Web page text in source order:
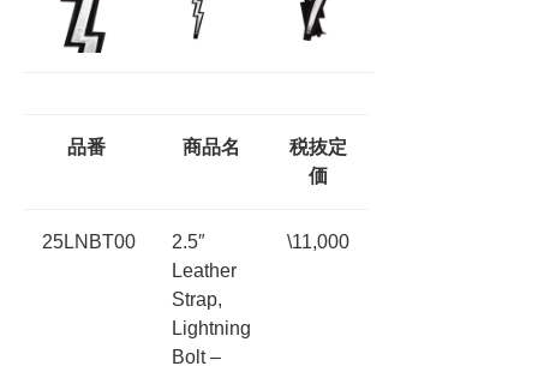
品番 商品名
税抜定
価
25LNBT00
2.5″
Leather
Strap,
Lightning
Bolt –
\11,000